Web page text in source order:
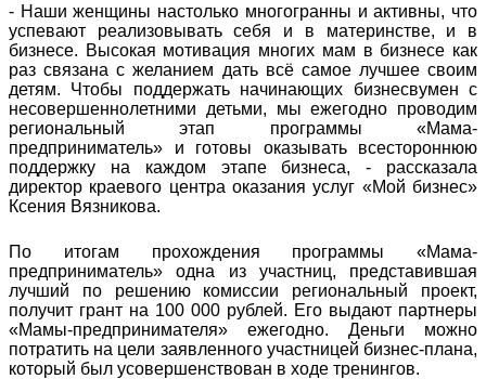
- Наши женщины настолько многогранны и активны, что
успевают реализовывать себя и в материнстве, и в
бизнесе. Высокая мотивация многих мам в бизнесе как
раз связана с желанием дать всё самое лучшее своим
детям. Чтобы поддержать начинающих бизнесвумен с
несовершеннолетними детьми, мы ежегодно проводим
региональный этап программы «Мама-
предприниматель» и готовы оказывать всестороннюю
поддержку на каждом этапе бизнеса, - рассказала
директор краевого центра оказания услуг «Мой бизнес»
Ксения Вязникова.
По итогам прохождения программы «Мама-
предприниматель» одна из участниц, представившая
лучший по решению комиссии региональный проект,
получит грант на 100 000 рублей. Его выдают партнеры
«Мамы-предпринимателя» ежегодно. Деньги можно
потратить на цели заявленного участницей бизнес-плана,
который был усовершенствован в ходе тренингов.